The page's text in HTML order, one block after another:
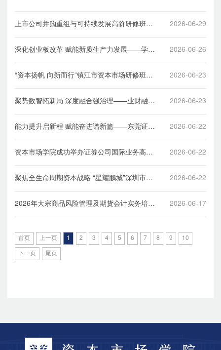
浙大金融创新企业家研修班顺利举办
上市公司并购重组与可持续发展高阶研修班顺
2026-06-29
深化创业板改革 赋能新质生产力发展——学院
培训
2026-06-26
“资本扬帆 向新而行”镇江市资本市场研修班在
2026-06-23
聚势数智拓新局 深度融合强治理——业财融合
第6期）在深圳举办
2026-06-23
能力提升启新程 赋能奋进谱新篇——东莞证券
利举办
2026-06-22
资本市场学院成功举办证券公司国际业务高级
2026-06-22
聚焦全生命周期资本战略 “星耀鹏城”深圳市企
次课程顺利举办
2026-06-22
2026年大宗商品风险管理及期货会计实务培训
2026-06-17
首页 上一页 1 2 3 4 5 6 7 8 9 10
下一页 尾页